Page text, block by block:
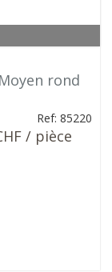
rond
Ref: 85220
/ pièce